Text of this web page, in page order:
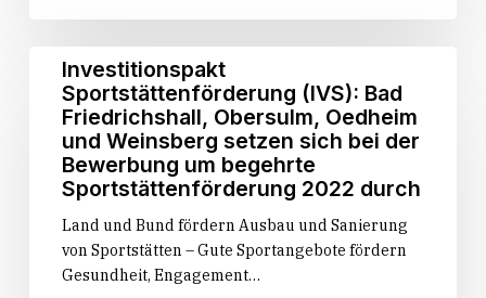
Abstand“
gefördert.
Investitionspakt
Sportstättenförderung
(IVS):
Friedrichshall,
Obersulm,
Oedheim
Weinsberg
setzen
Investitionspakt
Sportstättenförderung (IVS): Bad
Friedrichshall, Obersulm, Oedheim
und Weinsberg setzen sich bei der
Bewerbung um begehrte
Sportstättenförderung 2022 durch
Land und Bund fördern Ausbau und Sanierung
von Sportstätten – Gute Sportangebote fördern
Gesundheit, Engagement…